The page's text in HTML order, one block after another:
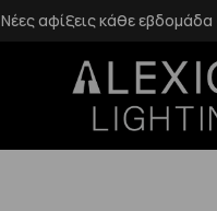
Νέες αφίξεις κάθε